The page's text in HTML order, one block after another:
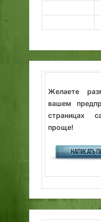
Желаете
вашем
страницах
проще!